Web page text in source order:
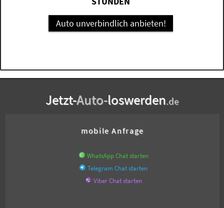
Auto unverbindlich anbieten!
Jetzt-Auto-loswerden.de
mobile Anfrage
WhatsApp Chat starten
Telegram Chat starten
Viber Chat starten